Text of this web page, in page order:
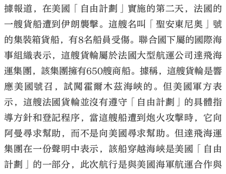
據報道，在美國「自由計劃」實施的第二天，法國的
一艘貨船遭到伊朗襲擊。這艘名叫「聖安東尼奧」號
的集裝箱貨船，有8名船員受傷。聯合國下屬的國際海
事組織表示，這艘貨輪屬於法國大型航運公司達飛海
運集團，該集團擁有650艘商船。據稱，這艘貨輪是響
應美國號召，試闖霍爾木茲海峽的。但美國軍方表
示，這艘法國貨輪並沒有遵守「自由計劃」的具體指
導方針和登記程序，當這艘船遭到炮火攻擊時，它向
阿曼尋求幫助，而不是向美國尋求幫助。但達飛海運
集團在一份聲明中表示，該船穿越海峽是美國「自由
計劃」的一部分，此次航行是與美國海軍航運合作與